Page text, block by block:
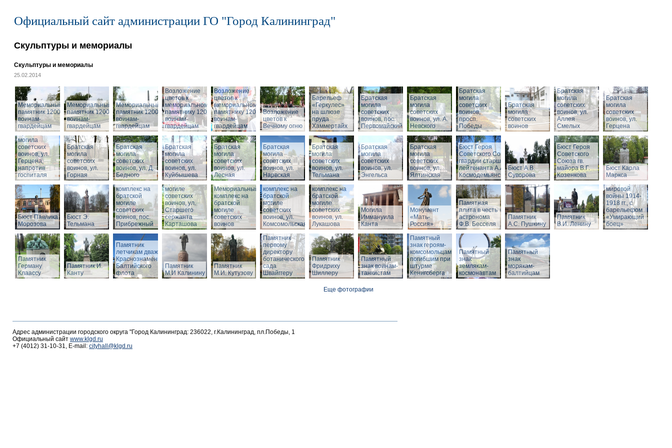
Официальный сайт администрации ГО "Город Калининград"
Скульптуры и мемориалы
Скульптуры и мемориалы
25.02.2014
Мемориальный
памятник 1200
воинам-
гвардейцам
Мемориальный
памятник 1200
воинам-
гвардейцам
Мемориальный
памятник 1200
воинам-
гвардейцам
Возложение
цветов к
мемориальному
памятнику 1200
воинам-
гвардейцам
Возложение
цветов к
мемориальному
памятнику 1200
воинам-
гвардейцам
Возложение
цветов к
Вечному огню
Барельеф
«Геркулес»
на шлюзе
пруда
Хаммертайх
Братская
могила
советских
воинов, пос.
Первомайский
Братская
могила
советских
воинов, ул. А.
Невского
Братская
могила
советских
воинов,
просп.
Победы
Братская
могила
советских
воинов
Братская
могила
советских
воинов, ул.
Аллея
Смелых
Братская
могила
советских
воинов, ул.
Герцена
Братская
могила
советских
воинов, ул.
Герцена,
напротив
госпиталя
Братская
могила
советских
воинов, ул.
Горная
Братская
могила
советских
воинов, ул. Д.
Бедного
Братская
могила
советских
воинов, ул.
Куйбышева
Братская
могила
советских
воинов, ул.
Лесная
Братская
могила
советских
воинов, ул.
Нарвская
Братская
могила
советских
воинов, ул.
Тельмана
Братская
могила
советских
воинов, ул.
Энгельса
Братская
могила
советских
воинов, ул.
Ялтинская
Бюст Героя
Советского Союза
гвардии старшего
лейтенанта А.А.
Космодемьянского
Бюст А.В.
Суворова
Бюст Героя
Советского
Союза гв.
майора В.Г.
Козенкова
Бюст Карла
Маркса
Бюст Павлика
Морозова
Бюст Э.
Тельмана
Мемориальный
комплекс на
братской
могиле
советских
воинов, пос.
Прибрежный
Мемориальный
комплекс на
братской
могиле
советских
воинов, ул.
Старшего
сержанта
Карташова
Мемориальный
комплекс на
братской
могиле
советских
воинов
Мемориальный
комплекс на
братской
могиле
советских
воинов, ул.
Комсомольская
Мемориальный
комплекс на
братской
могиле
советских
воинов, ул.
Лукашова
Могила
Иммануила
Канта
Монумент
«Мать-
Россия»
Памятная
плита в честь
астронома
Ф.В. Бесселя
Памятник
А.С. Пушкину
Памятник
В.И. Ленину
Памятник
воинам,
погибшим в
годы Первой
мировой
войны 1914-
1918 гг., с
барельефом
«Умирающий
боец»
Памятник
Герману
Клаассу
Памятник И.
Канту
Памятник
летчикам дважды
Краснознаменного
Балтийского
флота
Памятник
М.И Калинину
Памятник
М.И. Кутузову
Памятник
первому
директору
ботанического
сада
Швайггеру
Памятник
Фридриху
Шиллеру
Памятный
знак воинам-
танкистам
Памятный
знак героям-
комсомольцам,
погибшим при
штурме
Кенигсберга
Памятный
знак
землякам-
космонавтам
Памятный
знак
морякам-
балтийцам
Еще фотографии
Адрес администрации городского округа "Город Калининград: 236022, г.Калининград, пл.Победы, 1
Официальный сайт www.klgd.ru
+7 (4012) 31-10-31, E-mail: cityhall@klgd.ru